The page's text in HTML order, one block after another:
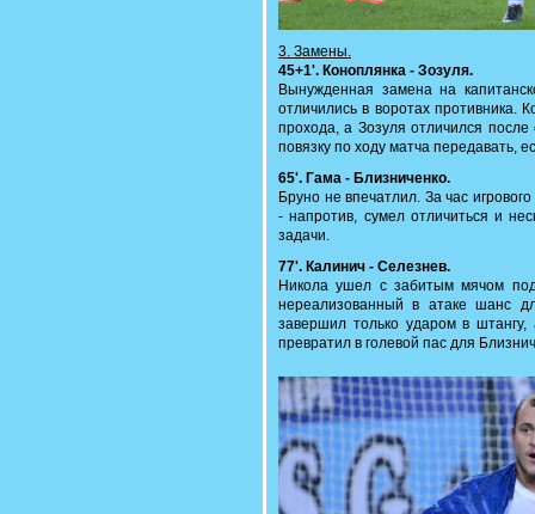
3. Замены.
45+1'. Коноплянка - Зозуля.
Вынужденная замена на
отличились в воротах противника.
прохода, а Зозуля отличился
повязку по ходу матча передавать,
65'. Гама - Близниченко.
Бруно не впечатлил. За час
- напротив, сумел отличиться и
задачи.
77'. Калинич - Селезнев.
Никола ушел с забитым мячом
нереализованный в атаке шанс
завершил только ударом в
превратил в голевой пас для